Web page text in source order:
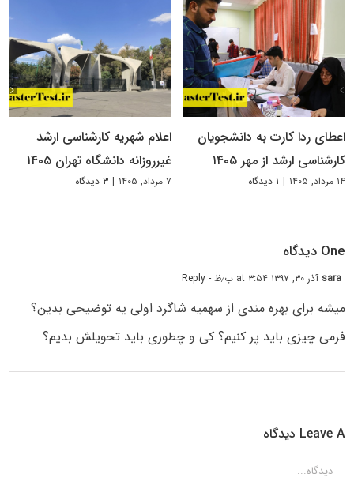
اعطای ردا کارت به دانشجویان
کارشناسی ارشد از مهر ۱۴۰۵
۱۴ مرداد, ۱۴۰۵ | ۱ دیدگاه
اعلام شهریه کارشناسی ارشد
غیرروزانه دانشگاه تهران ۱۴۰۵
۷ مرداد, ۱۴۰۵ | ۳ دیدگاه
One دیدگاه
sara آذر ۳۰, ۱۳۹۷ at ۳:۵۴ ب٫ظ - Reply
میشه برای بهره مندی از سهمیه شاگرد اولی یه توضیحی بدین؟
فرمی چیزی باید پر کنیم؟ کی و چطوری باید تحویلش بدیم؟
Leave A دیدگاه
دیدگاه